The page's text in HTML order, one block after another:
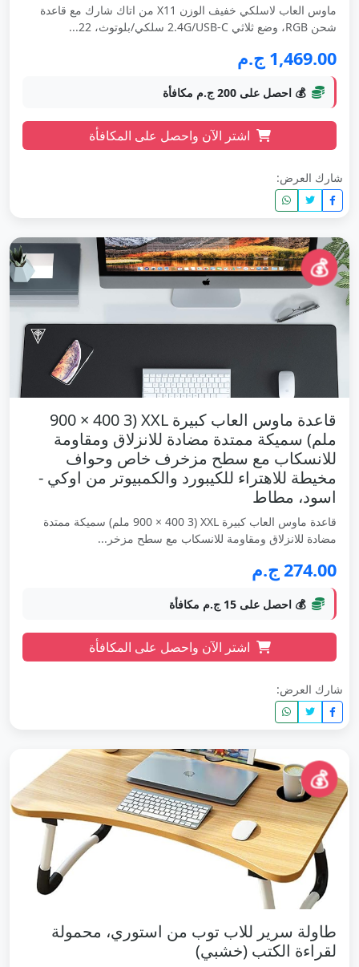
ماوس العاب لاسلكي خفيف الوزن X11 من اتاك شارك مع قاعدة
شحن RGB، وضع ثلاثي 2.4G/USB-C سلكي/بلوتوث، 22...
1,469.00 ج.م
💰 احصل على 200 ج.م مكافأة
اشتر الآن واحصل على المكافأة
شارك العرض:
💰
قاعدة ماوس العاب كبيرة XXL (900 × 400 3
ملم) سميكة ممتدة مضادة للانزلاق ومقاومة
للانسكاب مع سطح مزخرف خاص وحواف
مخيطة للاهتراء للكيبورد والكمبيوتر من اوكي -
اسود، مطاط
قاعدة ماوس العاب كبيرة XXL (900 × 400 3 ملم) سميكة ممتدة
مضادة للانزلاق ومقاومة للانسكاب مع سطح مزخر...
274.00 ج.م
💰 احصل على 15 ج.م مكافأة
اشتر الآن واحصل على المكافأة
شارك العرض:
💰
طاولة سرير للاب توب من استوري، محمولة
لقراءة الكتب (خشبي)